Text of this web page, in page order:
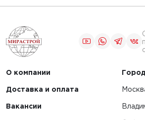
О компании
Доставка и оплата
Вакансии